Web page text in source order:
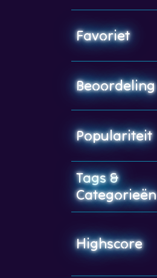
Favoriet
Beoordeling
Populariteit
Tags &
Categorieën
Highscore